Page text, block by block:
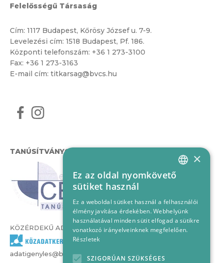
Felelősségű Társaság
Cím: 1117 Budapest, Kőrösy József u. 7-9.
Levelezési cím: 1518 Budapest, Pf. 186.
Központi telefonszám: +36 1 273-3100
Fax: +36 1 273-3163
E-mail cím: titkarsag@bvcs.hu
TANÚSÍTVÁNYOK
KÖZÉRDEKŰ ADATOK
adatigenyles@bvcs.hu
HUNGARIAN
×
Ez az oldal nyomkövető
sütiket használ
Ez a weboldal sütiket használ a felhasználói
élmény javítása érdekében. Webhelyünk
használatával minden sütit elfogad a sütikre
vonatkozó irányelveinknek megfelelően.
Részletek
SZIGORÚAN SZÜKSÉGES